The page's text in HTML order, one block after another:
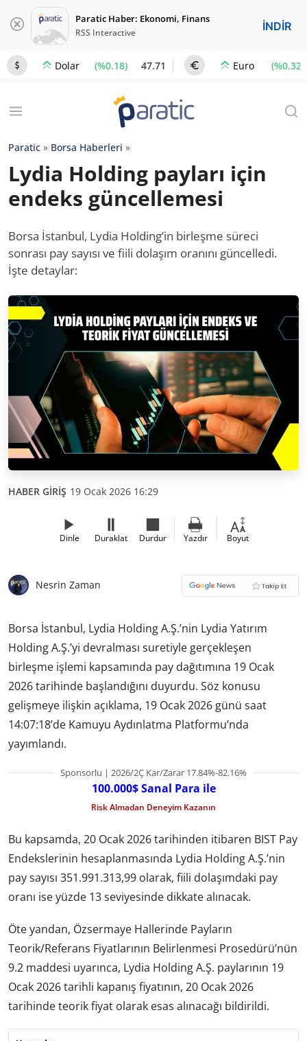
Paratic Haber: Ekonomi, Finans
RSS Interactive İNDİR
Dolar (%0.18) 47.71 Euro (%0.32)
Paratic » Borsa Haberleri »
Lydia Holding payları için
endeks güncellemesi
Borsa İstanbul, Lydia Holding’in birleşme süreci
sonrası pay sayısı ve fiili dolaşım oranını güncelledi.
İşte detaylar:
HABER GİRİŞ 19 Ocak 2026 16:29
Dinle Duraklat Durdur Yazdır Boyut
Nesrin Zaman
Borsa İstanbul, Lydia Holding A.Ş.’nin Lydia Yatırım
Holding A.Ş.’yi devralması suretiyle gerçekleşen
birleşme işlemi kapsamında pay dağıtımına 19 Ocak
2026 tarihinde başlandığını duyurdu. Söz konusu
gelişmeye ilişkin açıklama, 19 Ocak 2026 günü saat
14:07:18’de Kamuyu Aydınlatma Platformu’nda
yayımlandı.
Sponsorlu | 2026/2Ç Kar/Zarar 17.84%-82.16%
100.000$ Sanal Para ile
Risk Almadan Deneyim Kazanın
Bu kapsamda, 20 Ocak 2026 tarihinden itibaren BIST Pay
Endekslerinin hesaplanmasında Lydia Holding A.Ş.’nin
pay sayısı 351.991.313,99 olarak, fiili dolaşımdaki pay
oranı ise yüzde 13 seviyesinde dikkate alınacak.
Öte yandan, Özsermaye Hallerinde Payların
Teorik/Referans Fiyatlarının Belirlenmesi Prosedürü’nün
9.2 maddesi uyarınca, Lydia Holding A.Ş. paylarının 19
Ocak 2026 tarihli kapanış fiyatının, 20 Ocak 2026
tarihinde teorik fiyat olarak esas alınacağı bildirildi.